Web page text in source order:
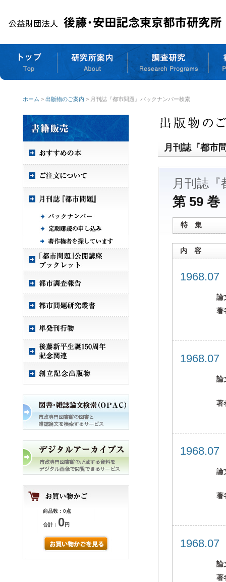
ホーム > 出版物のご案内 > 月刊誌『都市問題』バックナンバー検索
商品数：0点
合計： 0円
月刊誌『都市
月刊誌『
第 59
特 集
内 容
論
著
論
著
論
著
論
著